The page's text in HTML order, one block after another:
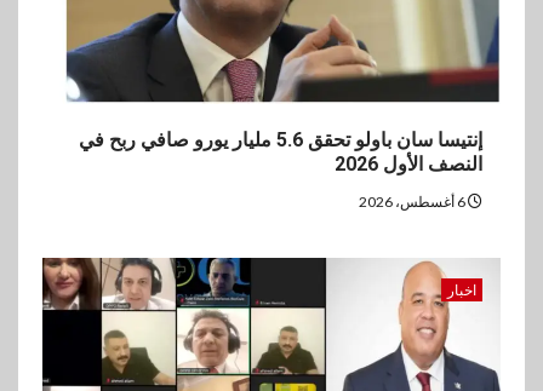
إنتيسا سان باولو تحقق 5.6 مليار يورو صافي ربح في
النصف الأول 2026
اخبار